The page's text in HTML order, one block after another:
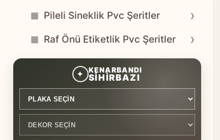
▦ Pileli Sineklik Pvc Şeritler ›
▦ Raf Önü Etiketlik Pvc Şeritler ›
✦ KENARBANDI
SİHİRBAZI